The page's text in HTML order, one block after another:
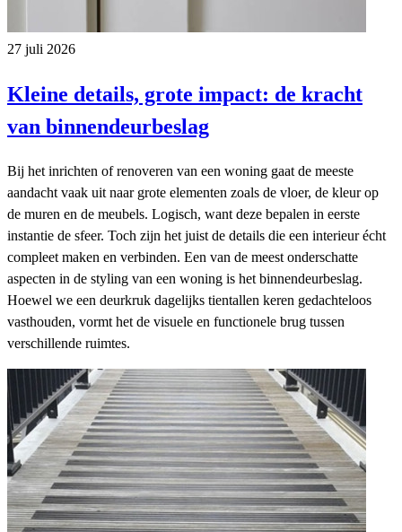
27 juli 2026
Kleine details, grote impact: de kracht
van binnendeurbeslag
Bij het inrichten of renoveren van een woning gaat de meeste
aandacht vaak uit naar grote elementen zoals de vloer, de kleur op
de muren en de meubels. Logisch, want deze bepalen in eerste
instantie de sfeer. Toch zijn het juist de details die een interieur écht
compleet maken en verbinden. Een van de meest onderschatte
aspecten in de styling van een woning is het binnendeurbeslag.
Hoewel we een deurkruk dagelijks tientallen keren gedachteloos
vasthouden, vormt het de visuele en functionele brug tussen
verschillende ruimtes.